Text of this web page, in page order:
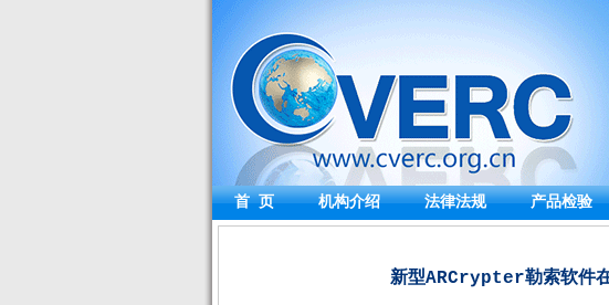
首 页 机构介绍 法律法规 产品检验
新型ARCrypter勒索软件